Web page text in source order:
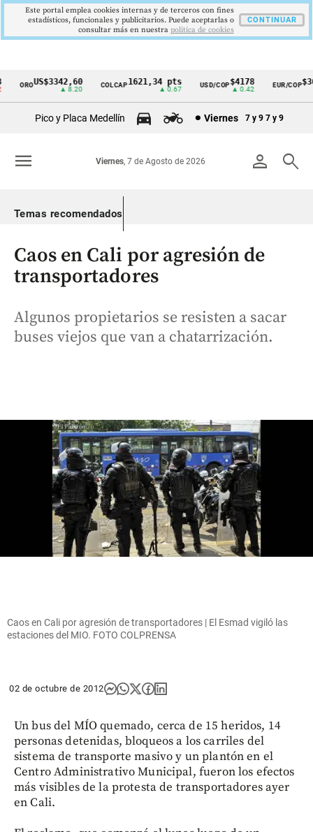
Cintillo
Colombia
OROUS$3342,60
▲ 8.20
COLCAP1621,34 pts
▲ 0.67
USD/COP$4178
▲ 0.42
EUR/COP
Pico y Placa Medellín Viernes 7 y 9 7 y 9
person search
Viernes, 7 de Agosto de 2026
menu
Temas recomendados
Caos en Cali por agresión de
transportadores
Algunos propietarios se resisten a sacar
buses viejos que van a chatarrización.
Caos en Cali por agresión de transportadores | El Esmad vigiló las
estaciones del MIO. FOTO COLPRENSA
02 de octubre de 2012
Un bus del MÍO quemado, cerca de 15 heridos, 14
personas detenidas, bloqueos a los carriles del
sistema de transporte masivo y un plantón en el
Centro Administrativo Municipal, fueron los efectos
más visibles de la protesta de transportadores ayer
en Cali.
Este portal emplea cookies internas y de terceros con fines
estadísticos, funcionales y publicitarios. Puede aceptarlas o
consultar más en nuestra politica de cookies
CONTINUAR